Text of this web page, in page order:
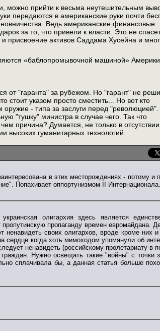
можно прийти к весьма неутешительным
передаются в американские руки почти
Ведь американские финансовые
за то, что привели к власти. Это не
присвоение активов Саддама Хусейна и
«баблопромывочной машиной»
от "гаранта" за рубежом. Но "гарант" не
стоит указом просто сместить... Но вот кто
- типа за заслуги перед
"тушку" министра в случае чего. Так что
причина? Думается, не только в отсутствии
высоких гуманитарных технологий.
в этих месторождениях - потому и
Попахивает оппортунизмом II Интернационала.
олигархия здесь является
пропаганду времен евромайдана.
своих олигархов, вроде кроме них и
сердце когда хоть мимоходом упомянули об
ненавидеть (российскому пролетариату в
Нужно освещать такие "войны" с точки
сплачивала бы, а данная статья больше